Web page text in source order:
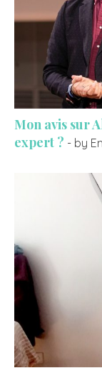
Mon avis sur
expert ? - by